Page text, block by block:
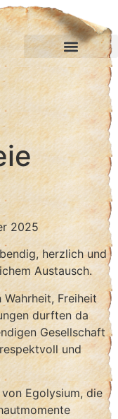
2025
herzlich und
Austausch.
Freiheit
durften da
Gesellschaft
und
Egolysium, die